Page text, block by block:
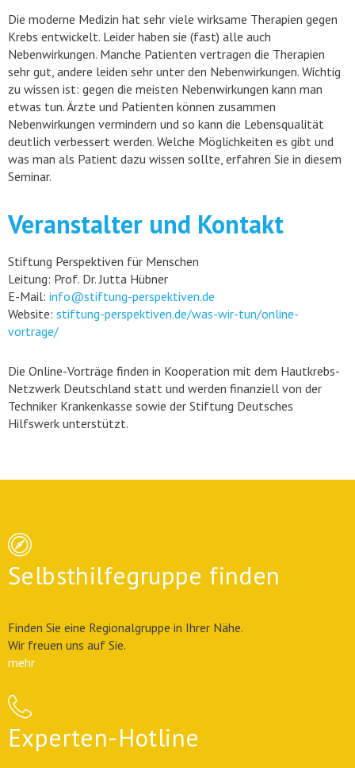
Die moderne Medizin hat sehr viele wirksame Therapien gegen
Krebs entwickelt. Leider haben sie (fast) alle auch
Nebenwirkungen. Manche Patienten vertragen die Therapien
sehr gut, andere leiden sehr unter den Nebenwirkungen. Wichtig
zu wissen ist: gegen die meisten Nebenwirkungen kann man
etwas tun. Ärzte und Patienten können zusammen
Nebenwirkungen vermindern und so kann die Lebensqualität
deutlich verbessert werden. Welche Möglichkeiten es gibt und
was man als Patient dazu wissen sollte, erfahren Sie in diesem
Seminar.
Veranstalter und Kontakt
Stiftung Perspektiven für Menschen
Leitung: Prof. Dr. Jutta Hübner
E-Mail: info@stiftung-perspektiven.de
Website: stiftung-perspektiven.de/was-wir-tun/online-
vortrage/
Die Online-Vorträge finden in Kooperation mit dem Hautkrebs-
Netzwerk Deutschland statt und werden finanziell von der
Techniker Krankenkasse sowie der Stiftung Deutsches
Hilfswerk unterstützt.
Selbsthilfegruppe finden
Finden Sie eine Regionalgruppe in Ihrer Nähe.
Wir freuen uns auf Sie.
mehr
Experten-Hotline